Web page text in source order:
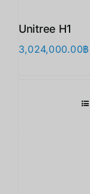
Unitree H1
3,024,000.00฿